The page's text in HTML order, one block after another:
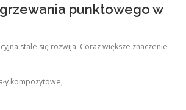
punktowego w
stale się rozwija. Coraz większe znaczenie
kompozytowe,